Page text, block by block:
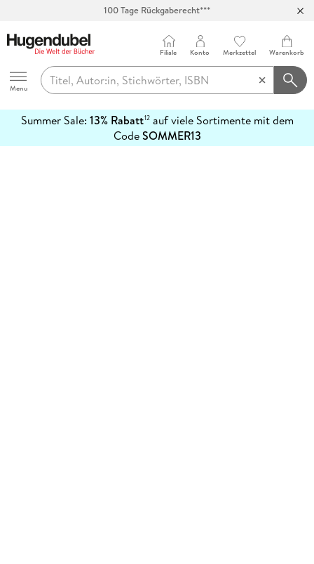
100 Tage Rückgaberecht***
Hugendubel
Menu
Filiale Konto Merkzettel Warenkorb
Summer Sale: 13% Rabatt12auf viele Sortimente mit dem
CodeSOMMER13
erfahren